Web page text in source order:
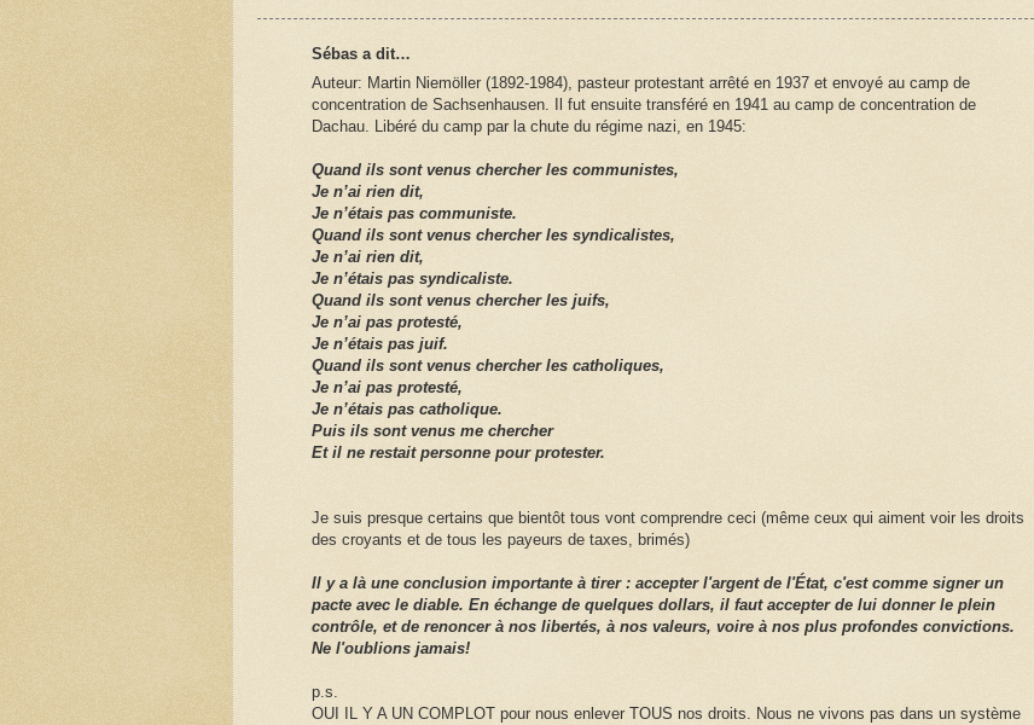
Sébas a dit…
Auteur: Martin Niemöller (1892-1984), pasteur protestant arrêté en 1937 et envoyé au camp de
concentration de Sachsenhausen. Il fut ensuite transféré en 1941 au camp de concentration de
Dachau. Libéré du camp par la chute du régime nazi, en 1945:
Quand ils sont venus chercher les communistes,
Je n’ai rien dit,
Je n’étais pas communiste.
Quand ils sont venus chercher les syndicalistes,
Je n’ai rien dit,
Je n’étais pas syndicaliste.
Quand ils sont venus chercher les juifs,
Je n’ai pas protesté,
Je n’étais pas juif.
Quand ils sont venus chercher les catholiques,
Je n’ai pas protesté,
Je n’étais pas catholique.
Puis ils sont venus me chercher
Et il ne restait personne pour protester.
Je suis presque certains que bientôt tous vont comprendre ceci (même ceux qui aiment voir les droits
des croyants et de tous les payeurs de taxes, brimés)
Il y a là une conclusion importante à tirer : accepter l'argent de l'État, c'est comme signer un
pacte avec le diable. En échange de quelques dollars, il faut accepter de lui donner le plein
contrôle, et de renoncer à nos libertés, à nos valeurs, voire à nos plus profondes convictions.
Ne l'oublions jamais!
p.s.
OUI IL Y A UN COMPLOT pour nous enlever TOUS nos droits. Nous ne vivons pas dans un système